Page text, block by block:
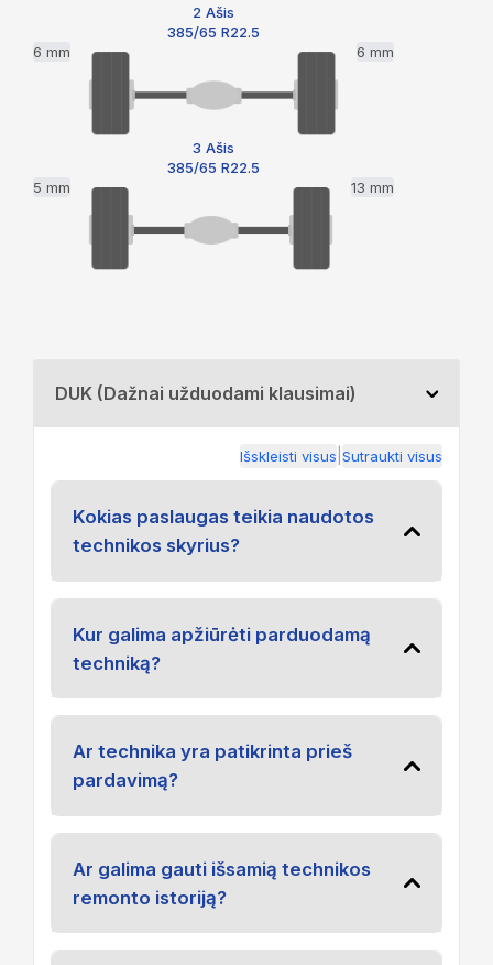
2 Ašis
385/65 R22.5
6 mm
6 mm
3 Ašis
385/65 R22.5
5 mm
13 mm
DUK (Dažnai užduodami klausimai)
Išskleisti visus Sutraukti visus
Kokias paslaugas teikia naudotos
technikos skyrius?
Kur galima apžiūrėti parduodamą
techniką?
Ar technika yra patikrinta prieš
pardavimą?
Ar galima gauti išsamią technikos
remonto istoriją?